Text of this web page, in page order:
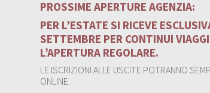
PROSSIME APERTURE AGENZIA:
PER L’ESTATE SI RICEVE
SETTEMBRE PER CONTINUI
L’APERTURA REGOLARE.
LE ISCRIZIONI ALLE USCITE POTRANNO
ONLINE.